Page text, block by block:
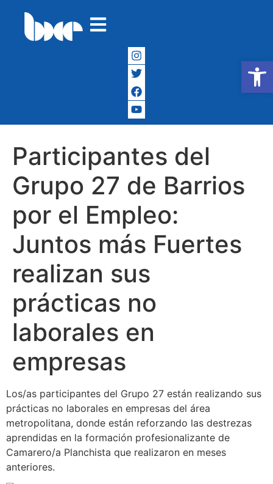
Abrir
Participantes del
Grupo 27 de Barrios
por el Empleo:
Juntos más Fuertes
realizan sus
prácticas no
laborales en
empresas
Los/as participantes del Grupo 27 están realizando sus
prácticas no laborales en empresas del área
metropolitana, donde están reforzando las destrezas
aprendidas en la formación profesionalizante de
Camarero/a Planchista que realizaron en meses
anteriores.